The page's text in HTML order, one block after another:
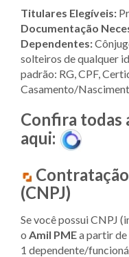
Titulares Elegíveis:
Documentação
Dependentes:
solteiros de qualquer
padrão: RG, CPF,
Casamento/
Confira todas
aqui:
(CNPJ)
Se você possui CNPJ
o Amil PMEa partir
1 dependente/